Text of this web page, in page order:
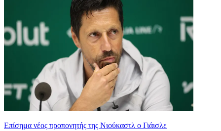
Επίσημα νέος προπονητής της Νιούκαστλ ο Γιάισλε